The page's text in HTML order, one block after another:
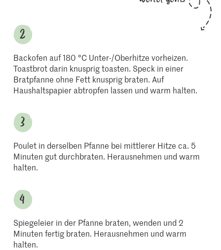
Backofen auf 180 °C Unter-/Oberhitze vorheizen.
Toastbrot darin knusprig toasten. Speck in einer
Bratpfanne ohne Fett knusprig braten. Auf
Haushaltspapier abtropfen lassen und warm halten.
Poulet in derselben Pfanne bei mittlerer Hitze ca. 5
Minuten gut durchbraten. Herausnehmen und warm
halten.
Spiegeleier in der Pfanne braten, wenden und 2
Minuten fertig braten. Herausnehmen und warm
halten.